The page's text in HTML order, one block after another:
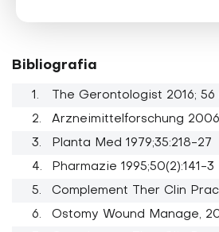
Bibliografia
The Gerontologist 2016; 56
Arzneimittelforschung
Planta Med 1979;35:218-27
Pharmazie 1995;50(2):141-3
Complement Ther Clin
Ostomy Wound Manage,